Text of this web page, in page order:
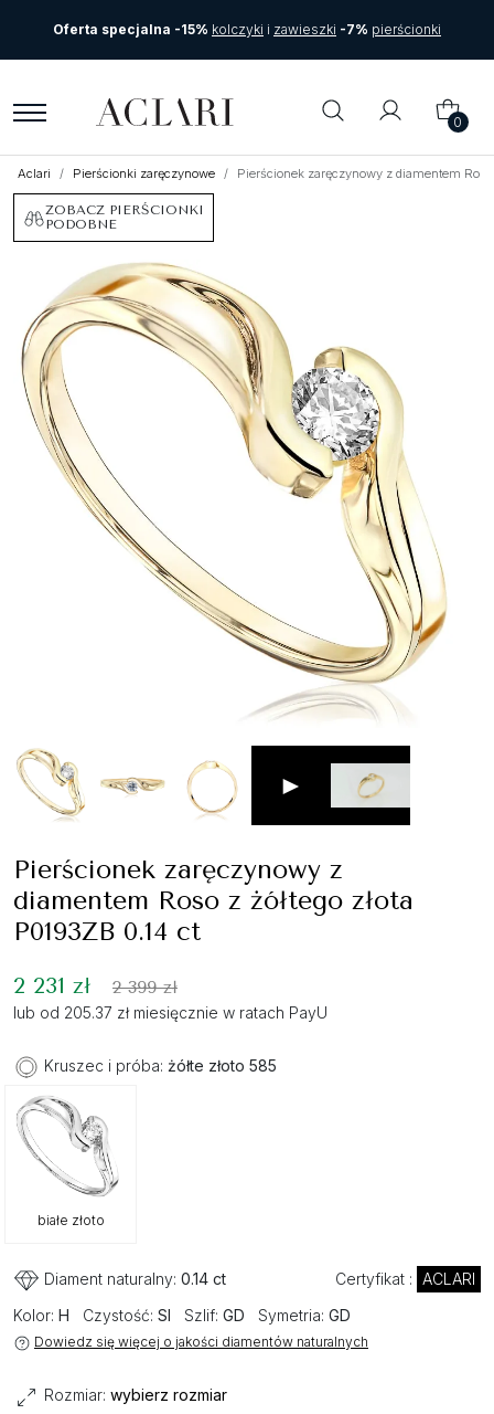
Oferta specjalna -15% kolczyki i zawieszki -7% pierścionki
0
Aclari Pierścionki zaręczynowe Pierścionek zaręczynowy z diamentem Roso
ZOBACZ PIERŚCIONKI
PODOBNE
►
Pierścionek zaręczynowy z
diamentem Roso z żółtego złota
P0193ZB 0.14 ct
2 231 zł 2 399 zł
lub od 205.37 zł miesięcznie w ratach PayU
Kruszec i próba: żółte złoto 585
białe złoto
Diament naturalny: 0.14 ct Certyfikat : ACLARI
Kolor: H Czystość: SI Szlif: GD Symetria: GD
Dowiedz się więcej o jakości diamentów naturalnych
Rozmiar: wybierz rozmiar